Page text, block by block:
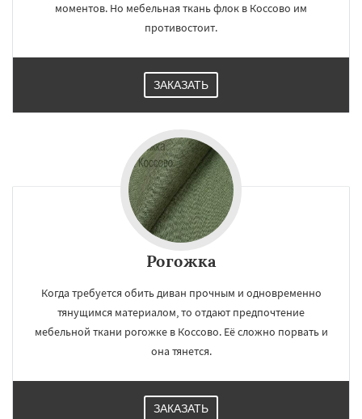
моментов. Но мебельная ткань флок в Коссово им
противостоит.
ЗАКАЗАТЬ
Рогожка
Когда требуется обить диван прочным и одновременно
тянущимся материалом, то отдают предпочтение
мебельной ткани рогожке в Коссово. Её сложно порвать и
она тянется.
ЗАКАЗАТЬ